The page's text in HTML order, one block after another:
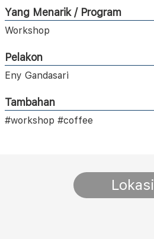
Yang Menarik / Program
Workshop
Pelakon
Eny Gandasari
Tambahan
#workshop #coffee
Lokasi